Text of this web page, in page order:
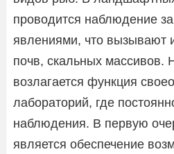
проводится наблюдение
явлениями, что вызывают
почв, скальных массивов.
возлагается функция
лабораторий, где
наблюдения. В первую
является обеспечение